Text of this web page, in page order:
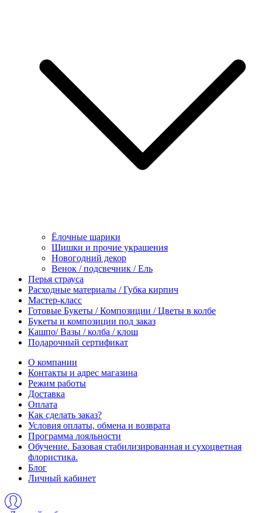
Ёлочные шарики
Шишки и прочие украшения
Новогодний декор
Венок / подсвечник / Ель
Перья страуса
Расходные материалы / Губка кирпич
Мастер-класс
Готовые Букеты / Композиции / Цветы в колбе
Букеты и композиции под заказ
Кашпо/ Вазы / колба / клош
Подарочный сертификат
О компании
Контакты и адрес магазина
Режим работы
Доставка
Оплата
Как сделать заказ?
Условия оплаты, обмена и возврата
Программа лояльности
Обучение. Базовая стабилизированная и сухоцветная
флористика.
Блог
Личный кабинет